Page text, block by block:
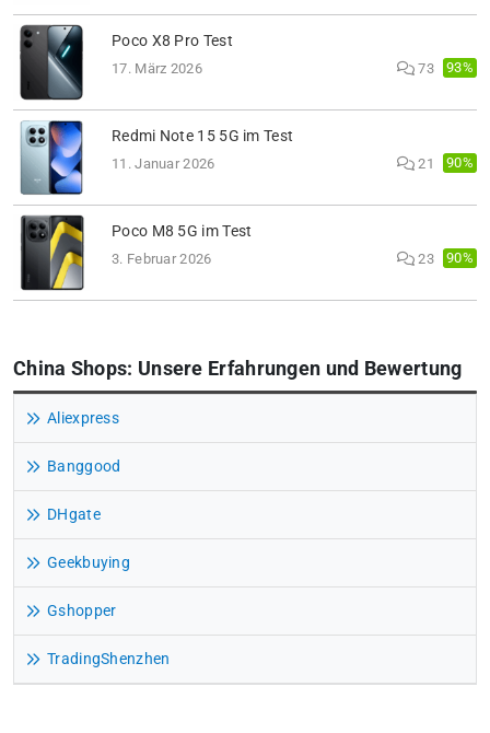
Poco X8 Pro Test
17. März 2026 73 93%
Redmi Note 15 5G im Test
11. Januar 2026 21 90%
Poco M8 5G im Test
3. Februar 2026 23 90%
China Shops: Unsere Erfahrungen und Bewertung
Aliexpress
Banggood
DHgate
Geekbuying
Gshopper
TradingShenzhen